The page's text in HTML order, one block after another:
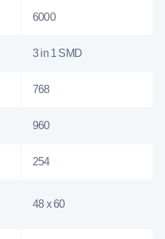
6000
3 in 1 SMD
768
960
254
48 x 60